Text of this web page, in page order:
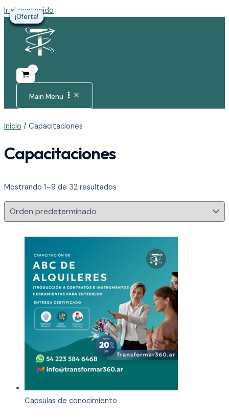
Ir al contenido
Main Menu
Inicio / Capacitaciones
Capacitaciones
Mostrando 1–9 de 32 resultados
¡Oferta!
Capsulas de conocimiento
¡Oferta!
¡Oferta!
¡Oferta!
¡Oferta!
¡Oferta!
¡Oferta!
¡Oferta!
¡Oferta!